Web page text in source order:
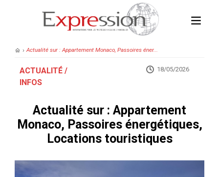
› Actualité sur : Appartement Monaco, Passoires éner...
ACTUALITÉ /
INFOS
18/05/2026
Actualité sur : Appartement
Monaco, Passoires énergétiques,
Locations touristiques